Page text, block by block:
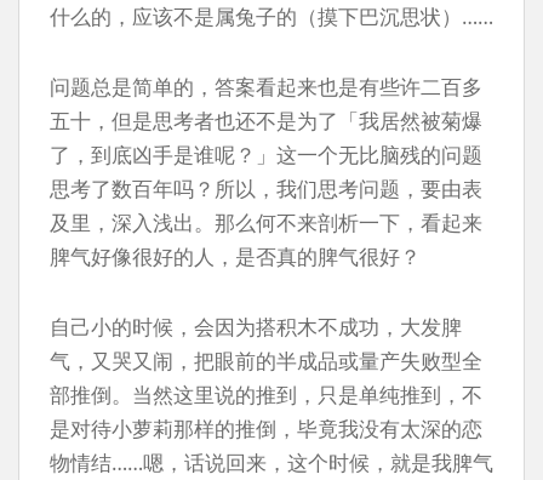
什么的，应该不是属兔子的（摸下巴沉思状）……
问题总是简单的，答案看起来也是有些许二百多
五十，但是思考者也还不是为了「我居然被菊爆
了，到底凶手是谁呢？」这一个无比脑残的问题
思考了数百年吗？所以，我们思考问题，要由表
及里，深入浅出。那么何不来剖析一下，看起来
脾气好像很好的人，是否真的脾气很好？
自己小的时候，会因为搭积木不成功，大发脾
气，又哭又闹，把眼前的半成品或量产失败型全
部推倒。当然这里说的推到，只是单纯推到，不
是对待小萝莉那样的推倒，毕竟我没有太深的恋
物情结……嗯，话说回来，这个时候，就是我脾气